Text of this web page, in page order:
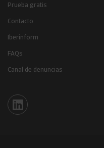
Prueba gratis
Contacto
Iberinform
FAQs
Canal de denuncias
Iberinform en Linkedin